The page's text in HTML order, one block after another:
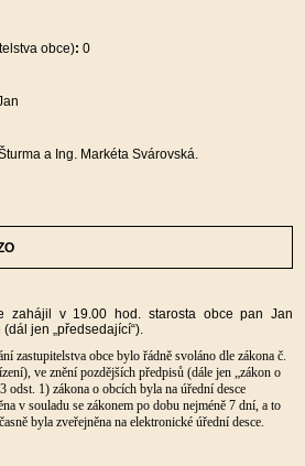
obce): 0
a Ing. Markéta Svárovská.
zahájil v 19.00 hod. starosta obce pan Jan
jen „předsedající“).
zastupitelstva obce bylo řádně svoláno dle zákona č.
ve znění pozdějších předpisů (dále jen „zákon o
odst. 1) zákona o obcích byla na úřední desce
v souladu se zákonem po dobu nejméně 7 dní, a to
byla zveřejněna na elektronické úřední desce.